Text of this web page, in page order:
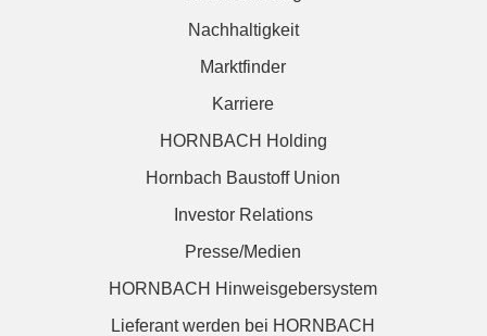
Nachhaltigkeit
Marktfinder
Karriere
HORNBACH Holding
Hornbach Baustoff Union
Investor Relations
Presse/Medien
HORNBACH Hinweisgebersystem
Lieferant werden bei HORNBACH